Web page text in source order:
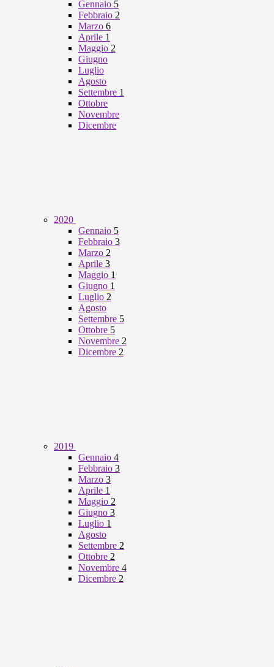
Gennaio 5
Febbraio 2
Marzo 6
Aprile 1
Maggio 2
Giugno
Luglio
Agosto
Settembre 1
Ottobre
Novembre
Dicembre
2020
Gennaio 5
Febbraio 3
Marzo 2
Aprile 3
Maggio 1
Giugno 1
Luglio 2
Agosto
Settembre 5
Ottobre 5
Novembre 2
Dicembre 2
2019
Gennaio 4
Febbraio 3
Marzo 3
Aprile 1
Maggio 2
Giugno 3
Luglio 1
Agosto
Settembre 2
Ottobre 2
Novembre 4
Dicembre 2